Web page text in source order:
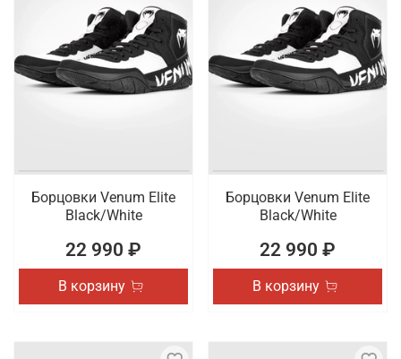
Борцовки Venum Elite
Black/White
22 990 ₽
В корзину
Борцовки Venum Elite
Black/White
22 990 ₽
В корзину